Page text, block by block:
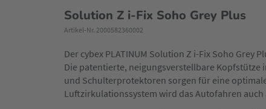
Solution Z i-Fix Soho Grey Plus
Artikel-Nr. 2000582360002
Der cybex PLATINUM Solution Z i-Fix Soho Grey
Die patentierte, neigungsverstellbare
und Schulterprotektoren sorgen für eine
Luftzirkulationssystem wird das Autofahren auch